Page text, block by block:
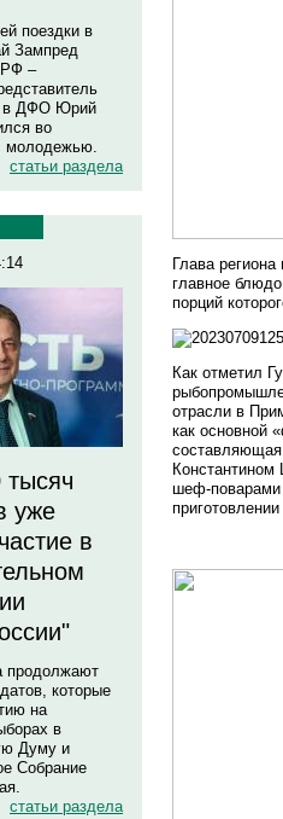
поездки в
Зампред
РФ –
в ДФО Юрий
во
молодежью.
статьи раздела
уже
в
продолжают
которые
на
в
Думу и
Собрание
статьи раздела
Глава
главное
порций
Как отметил
отрасли в
как основной
шеф-поварами